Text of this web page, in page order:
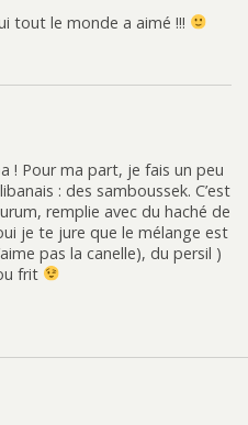
tout le monde a aimé !!!
! Pour ma part, je fais un peu
: des samboussek. C’est
remplie avec du haché de
je te jure que le mélange est
pas la canelle), du persil )
frit